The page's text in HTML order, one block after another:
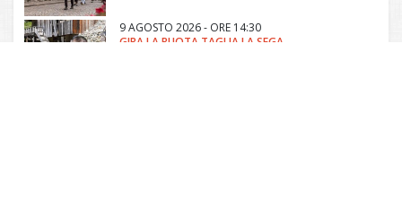
9 AGOSTO 2026 - ORE 14:30
GIRA LA RUOTA TAGLIA LA SEGA